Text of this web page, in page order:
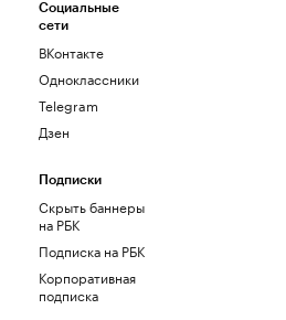
Социальные
сети
ВКонтакте
Одноклассники
Telegram
Дзен
Подписки
Скрыть баннеры
на РБК
Подписка на РБК
Корпоративная
подписка